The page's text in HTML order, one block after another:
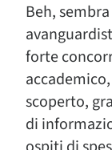
Beh,
forte
scoperto,
di